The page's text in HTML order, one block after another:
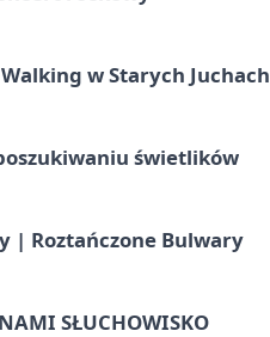
w Starych Juchach
świetlików
| Roztańczone Bulwary
SŁUCHOWISKO